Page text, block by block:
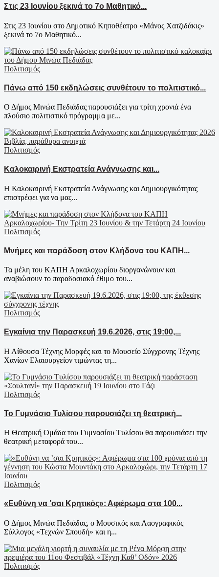
Στις 23 Ιουνίου ξεκινά το 7ο Μαθητικό...
Στις 23 Ιουνίου στο Δημοτικό Κηποθέατρο «Μάνος Χατζιδάκις»
ξεκινά το 7ο Μαθητικό...
Πολιτισμός
Πάνω από 150 εκδηλώσεις συνθέτουν το πολιτιστικό...
Ο Δήμος Μινώα Πεδιάδας παρουσιάζει για τρίτη χρονιά ένα
πλούσιο πολιτιστικό πρόγραμμα με...
Πολιτισμός
Καλοκαιρινή Εκστρατεία Ανάγνωσης και...
Η Καλοκαιρινή Εκστρατεία Ανάγνωσης και Δημιουργικότητας
επιστρέφει για να μας...
Πολιτισμός
Μνήμες και παράδοση στον Κλήδονα του ΚΑΠΗ...
Τα μέλη του ΚΑΠΗ Αρκαλοχωρίου διοργανώνουν και
αναβιώσουν το παραδοσιακό έθιμο του...
Πολιτισμός
Εγκαίνια την Παρασκευή 19.6.2026, στις 19:00,...
Η Αίθουσα Τέχνης Μορφές και το Μουσείο Σύγχρονης Τέχνης
Χανίων Ελαιουργείον τιμώντας τη...
Πολιτισμός
Το Γυμνάσιο Τυλίσου παρουσιάζει τη θεατρική...
Η Θεατρική Ομάδα του Γυμνασίου Τυλίσου θα παρουσιάσει την
θεατρική μεταφορά του...
Πολιτισμός
«Ευθύνη να ’σαι Κρητικός»: Αφιέρωμα στα 100...
Ο Δήμος Μινώα Πεδιάδας, ο Μουσικός και Λαογραφικός
Σύλλογος «Τεχνών Σπουδή» και η...
Πολιτισμός